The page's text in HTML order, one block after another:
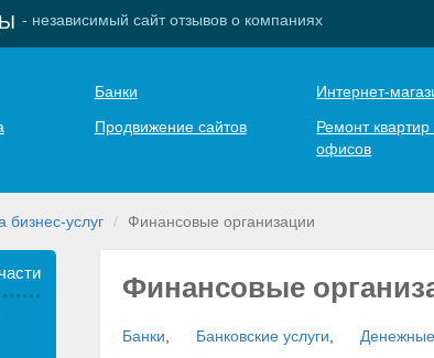
- независимый сайт отзывов о компаниях
Банки Интернет-
Продвижение сайтов
Ремонт квартир
офисов
услуг Финансовые организации
Финансовые
Банки Банковские услуги